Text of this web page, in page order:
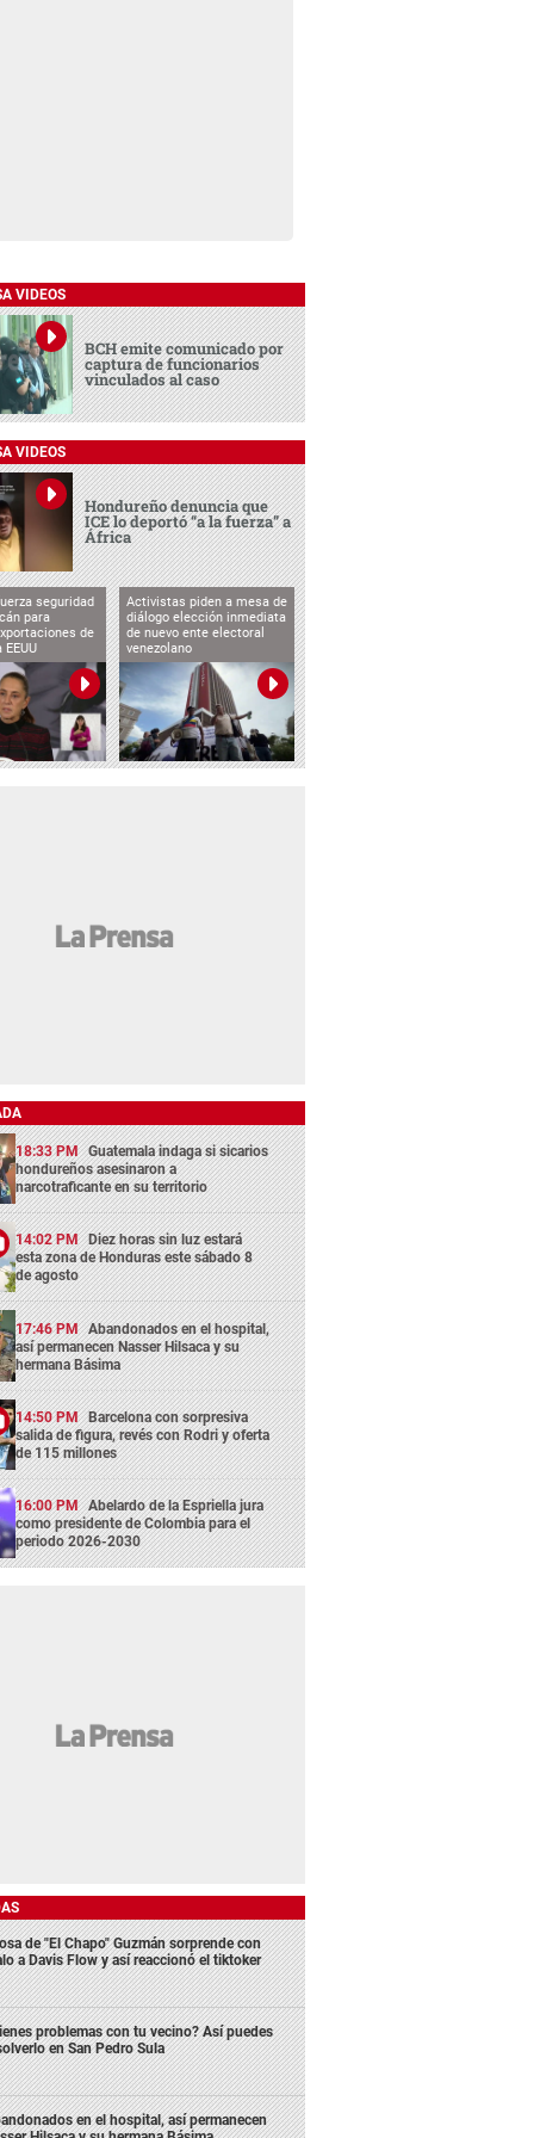
VIDEOS
BCH emite comunicado por
captura de funcionarios
vinculados al caso
VIDEOS
Hondureño denuncia que
ICE lo deportó “a la fuerza” a
África
seguridad
para
de
Activistas piden a mesa de
diálogo elección inmediata
de nuevo ente electoral
venezolano
18:33 PM Guatemala indaga si sicarios
hondureños asesinaron a
narcotraficante en su territorio
14:02 PM Diez horas sin luz estará
esta zona de Honduras este sábado 8
de agosto
17:46 PM Abandonados en el hospital,
así permanecen Nasser Hilsaca y su
hermana Básima
14:50 PM Barcelona con sorpresiva
salida de figura, revés con Rodri y oferta
de 115 millones
16:00 PM Abelardo de la Espriella jura
como presidente de Colombia para el
periodo 2026-2030
de "El Chapo" Guzmán sorprende con
a Davis Flow y así reaccionó el tiktoker
problemas con tu vecino? Así puedes
en San Pedro Sula
en el hospital, así permanecen